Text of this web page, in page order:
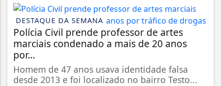
DESTAQUE DA SEMANA
Polícia Civil prende professor de artes
marciais condenado a mais de 20 anos
por...
Homem de 47 anos usava identidade falsa
desde 2013 e foi localizado no bairro Testo...